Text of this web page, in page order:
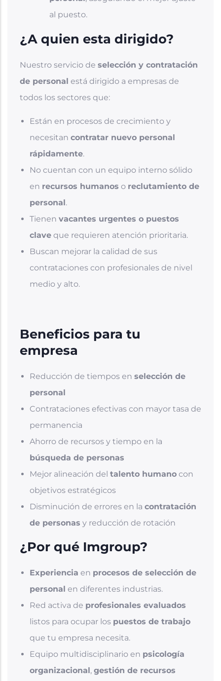
al puesto.
¿A quien esta dirigido?
Nuestro servicio de selección y contratación
de personal está dirigido a empresas de
todos los sectores que:
Están en procesos de crecimiento y
necesitan contratar nuevo personal
rápidamente.
No cuentan con un equipo interno sólido
en recursos humanos o reclutamiento de
personal.
Tienen vacantes urgentes o puestos
clave que requieren atención prioritaria.
Buscan mejorar la calidad de sus
contrataciones con profesionales de nivel
medio y alto.
Beneficios para tu
empresa
Reducción de tiempos en selección de
personal
Contrataciones efectivas con mayor tasa de
permanencia
Ahorro de recursos y tiempo en la
búsqueda de personas
Mejor alineación del talento humano con
objetivos estratégicos
Disminución de errores en la contratación
de personas y reducción de rotación
¿Por qué Imgroup?
Experiencia en procesos de selección de
personal en diferentes industrias.
Red activa de profesionales evaluados
listos para ocupar los puestos de trabajo
que tu empresa necesita.
Equipo multidisciplinario en psicología
organizacional, gestión de recursos